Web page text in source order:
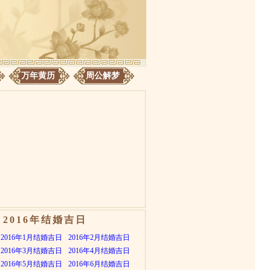
万年黄历 周公解梦
2016年结婚吉日
2016年1月结婚吉日
2016年2月结婚吉日
2016年3月结婚吉日
2016年4月结婚吉日
2016年5月结婚吉日
2016年6月结婚吉日